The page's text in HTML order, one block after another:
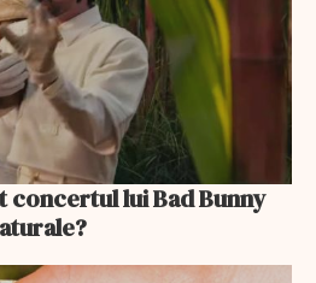
concertul lui Bad Bunny